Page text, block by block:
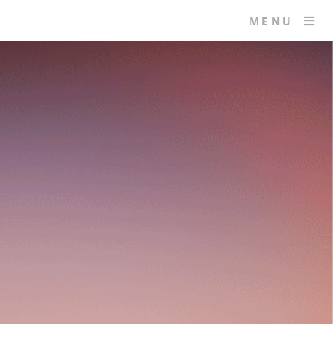
MENU